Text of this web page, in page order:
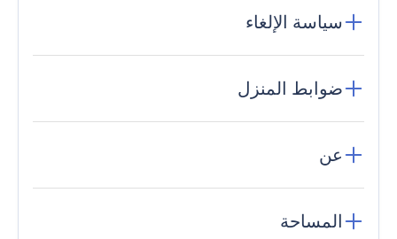
سياسة الإلغاء
ضوابط المنزل
عن
المساحة